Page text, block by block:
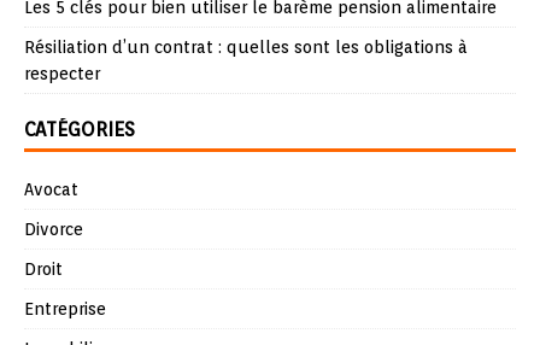
Les 5 clés pour bien utiliser le barème pension alimentaire
Résiliation d’un contrat : quelles sont les obligations à
respecter
CATÉGORIES
Avocat
Divorce
Droit
Entreprise